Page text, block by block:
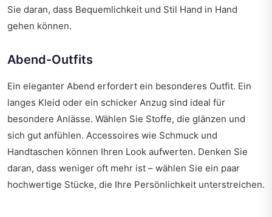
Sie daran, dass Bequemlichkeit und Stil Hand in Hand
gehen können.
Abend-Outfits
Ein eleganter Abend erfordert ein besonderes Outfit. Ein
langes Kleid oder ein schicker Anzug sind ideal für
besondere Anlässe. Wählen Sie Stoffe, die glänzen und
sich gut anfühlen. Accessoires wie Schmuck und
Handtaschen können Ihren Look aufwerten. Denken Sie
daran, dass weniger oft mehr ist – wählen Sie ein paar
hochwertige Stücke, die Ihre Persönlichkeit unterstreichen.